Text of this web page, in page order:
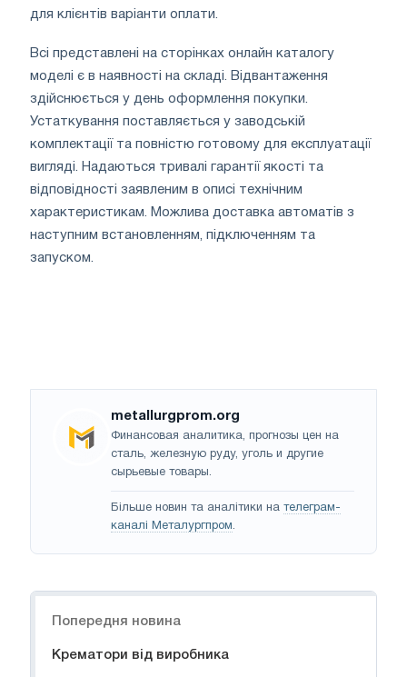
для клієнтів варіанти оплати.
Всі представлені на сторінках онлайн каталогу
моделі є в наявності на складі. Відвантаження
здійснюється у день оформлення покупки.
Устаткування поставляється у заводській
комплектації та повністю готовому для експлуатації
вигляді. Надаються тривалі гарантії якості та
відповідності заявленим в описі технічним
характеристикам. Можлива доставка автоматів з
наступним встановленням, підключенням та
запуском.
metallurgprom.org
Финансовая аналитика, прогнозы цен на
сталь, железную руду, уголь и другие
сырьевые товары.
Більше новин та аналітики на телеграм-
каналі Металургпром.
Попередня новина
Крематори від виробника